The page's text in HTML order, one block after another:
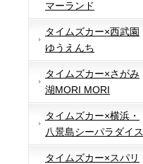
マーランド
タイムズカー×西武園
ゆうえんち
タイムズカー×さがみ
湖MORI MORI
タイムズカー×横浜・
八景島シーパラダイス
タイムズカー×スパリ